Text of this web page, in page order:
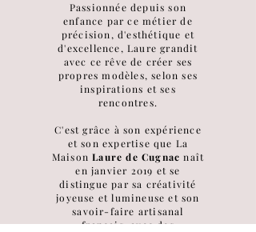
Passionnée depuis son
enfance par ce métier de
précision, d'esthétique et
d'excellence, Laure grandit
avec ce rêve de créer ses
propres modèles, selon ses
inspirations et ses
rencontres.
C'est grâce à son expérience
et son expertise que La
MaisonLaure de Cugnac naît
en janvier 2019 et se
distingue par sa créativité
joyeuse et lumineuse et son
savoir-faire artisanal
français, avec des